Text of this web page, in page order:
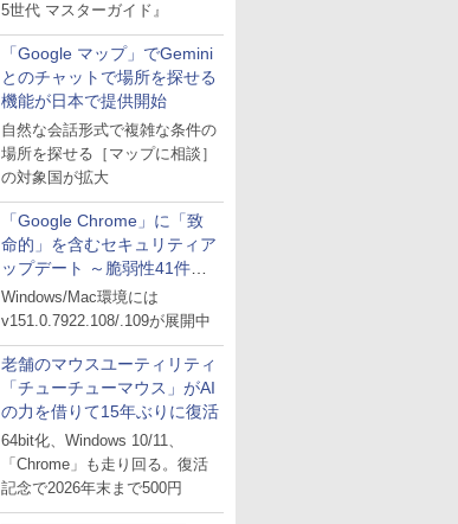
5世代 マスターガイド』
「Google マップ」でGemini
とのチャットで場所を探せる
機能が日本で提供開始
自然な会話形式で複雑な条件の
場所を探せる［マップに相談］
の対象国が拡大
「Google Chrome」に「致
命的」を含むセキュリティア
ップデート ～脆弱性41件に
対処
Windows/Mac環境には
v151.0.7922.108/.109が展開中
老舗のマウスユーティリティ
「チューチューマウス」がAI
の力を借りて15年ぶりに復活
64bit化、Windows 10/11、
「Chrome」も走り回る。復活
記念で2026年末まで500円